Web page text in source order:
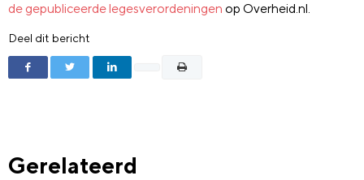
de gepubliceerde legesverordeningen op Overheid.nl.
Deel dit bericht
Gerelateerd